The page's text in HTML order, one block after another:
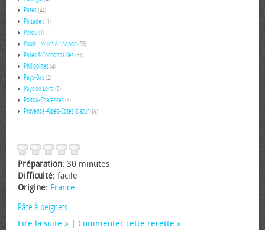
Pâtes(44)
Pintade(11)
Pérou(1)
Poule, Poulet & Chapon(95)
Pâtés & Cochonnailles(31)
Philippines(4)
Pays-Bas(2)
Pays de Loire(9)
Poitou-Charentes(8)
Provence-Alpes-Côtes d'azur(69)
Préparation: 30 minutes
Difficulté: facile
Origine: France
Pâte à beignets
Lire la suite Commenter cette recette